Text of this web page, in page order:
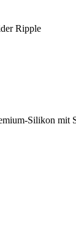
Ripple
Silikon mit